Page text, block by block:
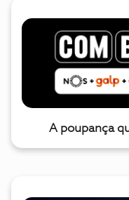
A poupança